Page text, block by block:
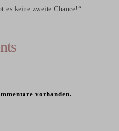
es keine zweite Chance!“
vorhanden.